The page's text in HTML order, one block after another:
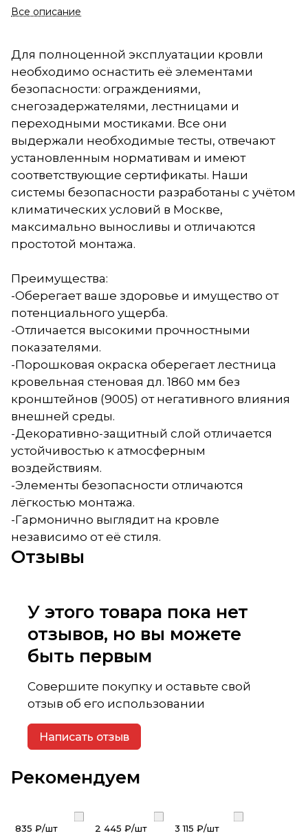
Все описание
Для полноценной эксплуатации кровли
необходимо оснастить её элементами
безопасности: ограждениями,
снегозадержателями, лестницами и
переходными мостиками. Все они
выдержали необходимые тесты, отвечают
установленным нормативам и имеют
соответствующие сертификаты. Наши
системы безопасности разработаны с учётом
климатических условий в Москве,
максимально выносливы и отличаются
простотой монтажа.
Преимущества:
-Оберегает ваше здоровье и имущество от
потенциального ущерба.
-Отличается высокими прочностными
показателями.
-Порошковая окраска оберегает лестница
кровельная стеновая дл. 1860 мм без
кронштейнов (9005) от негативного влияния
внешней среды.
-Декоративно-защитный слой отличается
устойчивостью к атмосферным
воздействиям.
-Элементы безопасности отличаются
лёгкостью монтажа.
-Гармонично выглядит на кровле
независимо от её стиля.
Отзывы
У этого товара пока нет
отзывов, но вы можете
быть первым
Совершите покупку и оставьте свой
отзыв об его использовании
Написать отзыв
Рекомендуем
835 ₽/шт 2 445 ₽/шт 3 115 ₽/шт